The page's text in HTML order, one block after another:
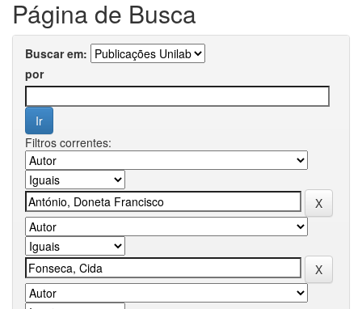
Página de Busca
Buscar em:
por
Filtros correntes: